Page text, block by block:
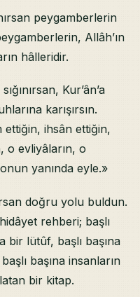
peygamberlerin
Allâh’ın
hâlleridir.
Kur’ân’a
karışırsın.
ettiğin, ihsân ettiğin,
o evliyâların, o
yanında eyle.»
doğru yolu buldun.
rehberi; başlı
bir lütûf, başlı başına
başına insanların
bir kitap.